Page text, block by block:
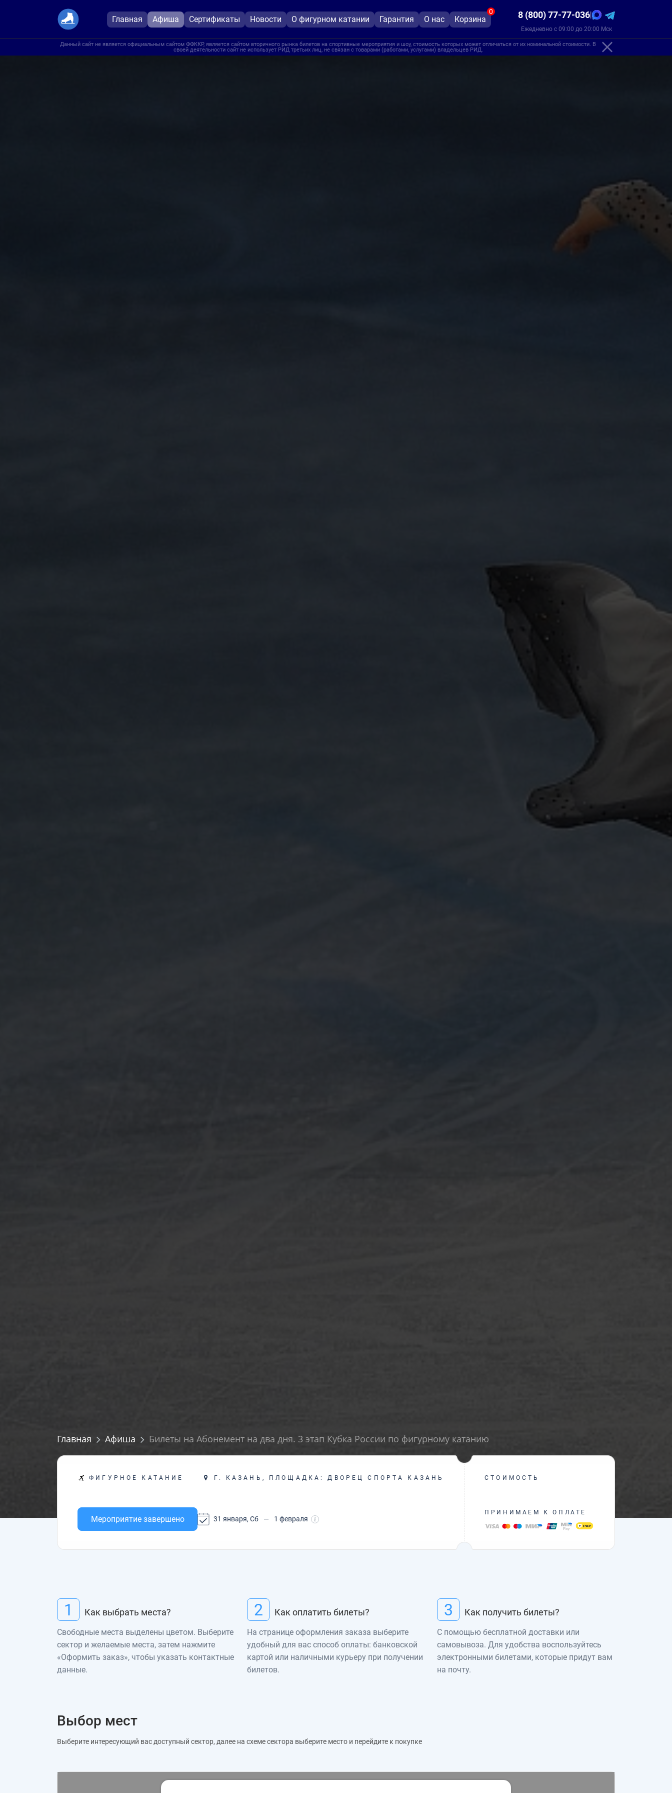
Главная Афиша Сертификаты Новости О фигурном катании Гарантия О нас Корзина
0 8 (800) 77-77-036|
Ежедневно с 09:00 до 20:00 Мск
Данный сайт не является официальным сайтом ФФККР, является сайтом вторичного рынка билетов на спортивные мероприятия и шоу, стоимость которых может отличаться от их номинальной стоимости. В
своей деятельности сайт не использует РИД третьих лиц, не связан с товарами (работами, услугами) владельцев РИД.
Главная Афиша Билеты на Абонемент на два дня. 3 этап Кубка России по фигурному катанию
ФИГУРНОЕ КАТАНИЕ Г. КАЗАНЬ, ПЛОЩАДКА: ДВОРЕЦ СПОРТА КАЗАНЬ
Мероприятие завершено 31 января, Сб — 1 февраля
СТОИМОСТЬ
ПРИНИМАЕМ К ОПЛАТЕ
1 Как выбрать места?
Свободные места выделены цветом. Выберите
сектор и желаемые места, затем нажмите
«Оформить заказ», чтобы указать контактные
данные.
2 Как оплатить билеты?
На странице оформления заказа выберите
удобный для вас способ оплаты: банковской
картой или наличными курьеру при получении
билетов.
3 Как получить билеты?
С помощью бесплатной доставки или
самовывоза. Для удобства воспользуйтесь
электронными билетами, которые придут вам
на почту.
Выбор мест
Выберите интересующий вас доступный сектор, далее на схеме сектора выберите место и перейдите к покупке